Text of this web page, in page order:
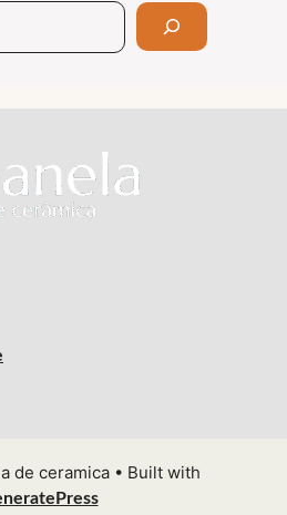
de ceramica• Built with